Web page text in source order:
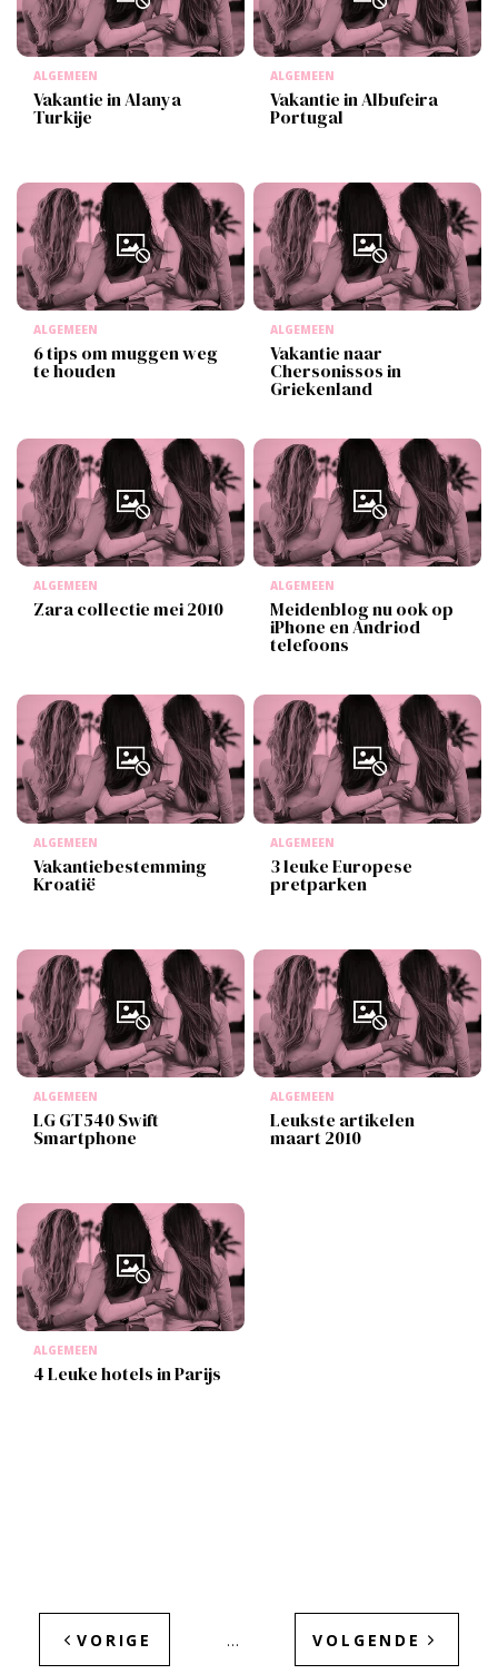
ALGEMEEN
Vakantie in Alanya
Turkije
ALGEMEEN
Vakantie in Albufeira
Portugal
ALGEMEEN
6 tips om muggen weg
te houden
ALGEMEEN
Vakantie naar
Chersonissos in
Griekenland
ALGEMEEN
Zara collectie mei 2010
ALGEMEEN
Meidenblog nu ook op
iPhone en Andriod
telefoons
ALGEMEEN
Vakantiebestemming
Kroatië
ALGEMEEN
3 leuke Europese
pretparken
ALGEMEEN
LG GT540 Swift
Smartphone
ALGEMEEN
Leukste artikelen
maart 2010
ALGEMEEN
4 Leuke hotels in Parijs
VORIGE … VOLGENDE